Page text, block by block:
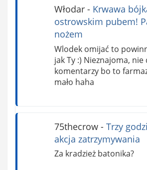
Włodar- Krwawa
ostrowskim pubem!
nożem
Wlodek omijać to
jak Ty :) Nieznajoma, nie
komentarzy bo to
mało haha
75thecrow- Trzy
akcja zatrzymywania
Za kradzież batonika?